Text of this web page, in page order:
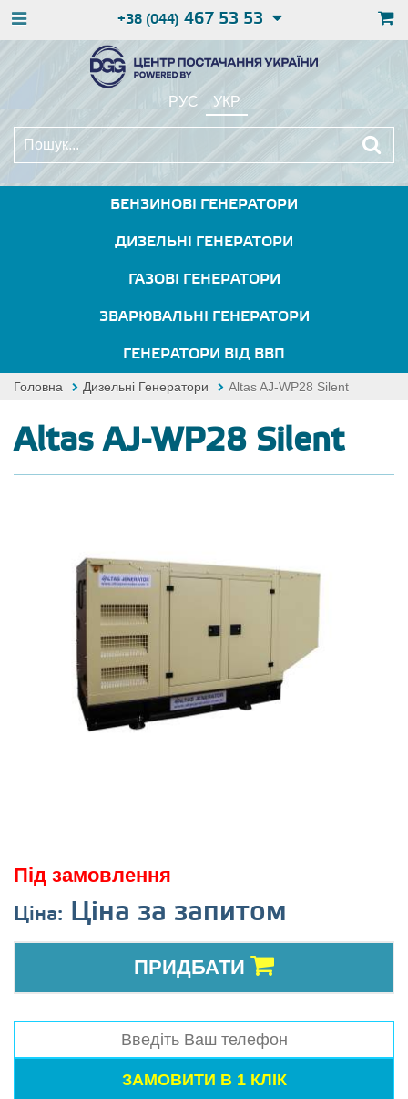
+38 (044) 467 53 53
РУС УКР
БЕНЗИНОВІ ГЕНЕРАТОРИ
ДИЗЕЛЬНІ ГЕНЕРАТОРИ
ГАЗОВІ ГЕНЕРАТОРИ
ЗВАРЮВАЛЬНІ ГЕНЕРАТОРИ
ГЕНЕРАТОРИ ВІД ВВП
Головна Дизельні Генератори Altas AJ-WP28 Silent
Altas AJ-WP28 Silent
Під замовлення
Ціна: Ціна за запитом
ПРИДБАТИ